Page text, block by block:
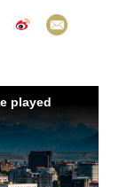
played